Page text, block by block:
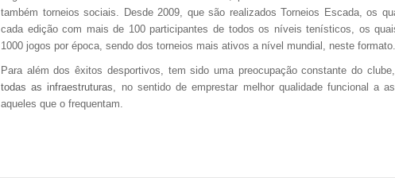
também torneios sociais. Desde 2009, que são realizados Torneios Escada, os
cada edição com mais de 100 participantes de todos os níveis tenísticos, os
1000 jogos por época, sendo dos torneios mais ativos a nível mundial, neste formato.
Para além dos êxitos desportivos, tem sido uma preocupação constante do
todas as infraestruturas, no sentido de emprestar melhor qualidade funcional
a
aqueles que o frequentam.